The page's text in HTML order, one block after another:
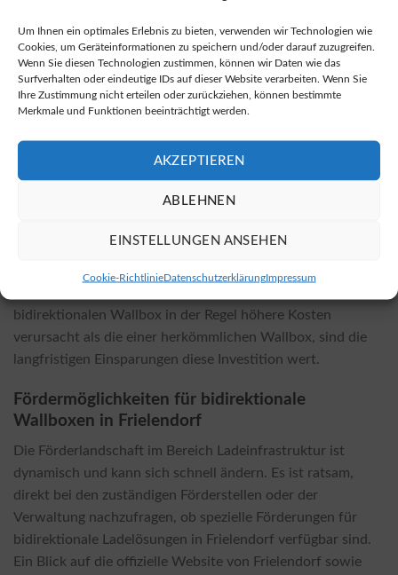
Um Ihnen ein optimales Erlebnis zu bieten, verwenden wir Technologien wie
Cookies, um Geräteinformationen zu speichern und/oder darauf zuzugreifen.
Wenn Sie diesen Technologien zustimmen, können wir Daten wie das
Surfverhalten oder eindeutige IDs auf dieser Website verarbeiten. Wenn Sie
Ihre Zustimmung nicht erteilen oder zurückziehen, können bestimmte
Merkmale und Funktionen beeinträchtigt werden.
AKZEPTIEREN
ABLEHNEN
EINSTELLUNGEN ANSEHEN
Cookie-RichtlinieDatenschutzerklärungImpressum
Fachhändlern als auch in vielen Online-Shops erhältlich. In
vielen Fällen sind die Preise in Online-Shops deutlich
günstiger. Eine Auswahl an produkten finden Sie unter
diesen Online-Shop für bidirektionale Wallboxen
Kostenfaktoren für die Installation
Die Installationskosten für bidirektionale Wallboxen
variieren je nach Modell und den spezifischen örtlichen
Stromanschlüssen, die benötigten Materialien und die
Komplexität der Installation beeinflussen die
bidirektionalen Wallbox in der Regel höhere Kosten
verursacht als die einer herkömmlichen Wallbox, sind die
langfristigen Einsparungen diese Investition wert.
Fördermöglichkeiten für bidirektionale
Wallboxen in Frielendorf
Die Förderlandschaft im Bereich Ladeinfrastruktur ist
dynamisch und kann sich schnell ändern. Es ist ratsam,
direkt bei den zuständigen Förderstellen oder der
Verwaltung nachzufragen, ob spezielle Förderungen für
bidirektionale Ladelösungen in Frielendorf verfügbar sind.
Ein Blick auf die offizielle Website von Frielendorf sowie